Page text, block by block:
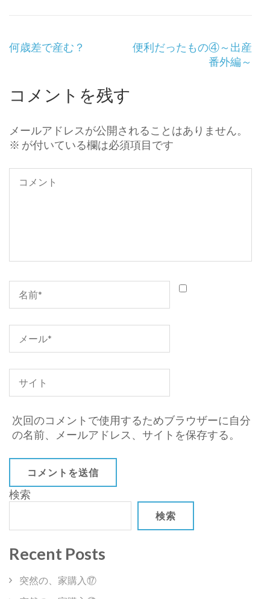
投
ビ
ゲ
シ
ョ
何歳差で産む？
便利だったもの④～出産
番外編～
コメントを残す
メールアドレスが公開されることはありません。
※ が付いている欄は必須項目です
次回のコメントで使用するためブラウザーに自分
の名前、メールアドレス、サイトを保存する。
検索
検索
Recent Posts
突然の、家購入⑰